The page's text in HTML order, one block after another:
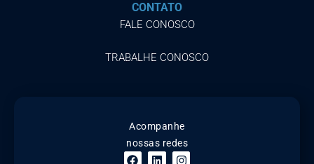
CONTATO
FALE CONOSCO
TRABALHE CONOSCO
Acompanhe
nossas redes